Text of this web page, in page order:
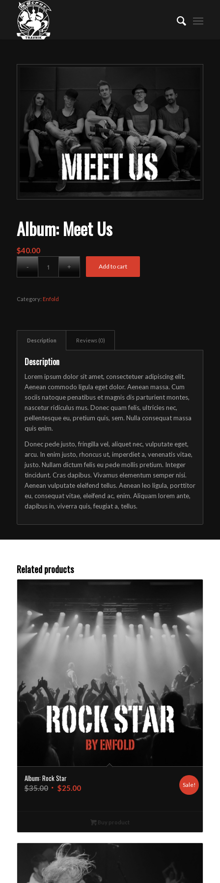
Album: Meet Us
$40.00
Add to cart
Category: Enfold
Description Reviews (0)
Description
Lorem ipsum dolor sit amet, consectetuer adipiscing elit.
Aenean commodo ligula eget dolor. Aenean massa. Cum
sociis natoque penatibus et magnis dis parturient montes,
nascetur ridiculus mus. Donec quam felis, ultricies nec,
pellentesque eu, pretium quis, sem. Nulla consequat massa
quis enim.
Donec pede justo, fringilla vel, aliquet nec, vulputate eget,
arcu. In enim justo, rhoncus ut, imperdiet a, venenatis vitae,
justo. Nullam dictum felis eu pede mollis pretium. Integer
tincidunt. Cras dapibus. Vivamus elementum semper nisi.
Aenean vulputate eleifend tellus. Aenean leo ligula, porttitor
eu, consequat vitae, eleifend ac, enim. Aliquam lorem ante,
dapibus in, viverra quis, feugiat a, tellus.
Related products
Album: Rock Star
$35.00 $25.00 Sale!
Buy product